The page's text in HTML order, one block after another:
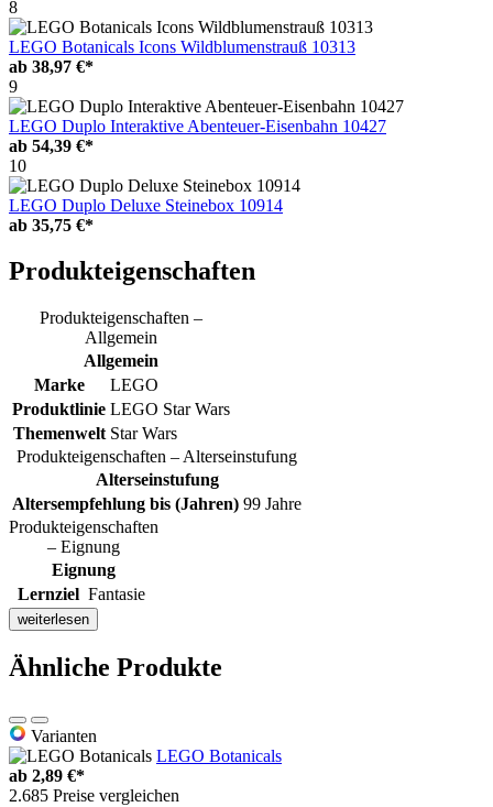
8
LEGO Botanicals Icons Wildblumenstrauß 10313
ab 38,97 €*
9
LEGO Duplo Interaktive Abenteuer-Eisenbahn 10427
ab 54,39 €*
10
LEGO Duplo Deluxe Steinebox 10914
ab 35,75 €*
Produkteigenschaften
Produkteigenschaften –
Allgemein
Allgemein
Marke
LEGO
Produktlinie LEGO Star Wars
Themenwelt Star Wars
Produkteigenschaften – Alterseinstufung
Alterseinstufung
Altersempfehlung bis (Jahren) 99 Jahre
Produkteigenschaften
– Eignung
Eignung
Lernziel Fantasie
weiterlesen
Ähnliche Produkte
Varianten
LEGO Botanicals
ab 2,89 €*
2.685 Preise vergleichen